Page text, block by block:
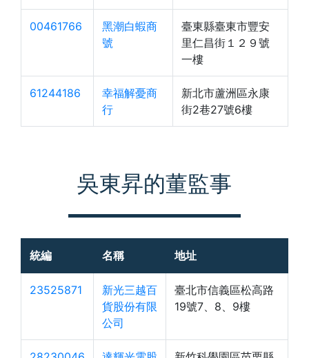
00461766
黑潮白蝦商
號
臺東縣臺東市豐安
里仁昌街１２９號
一樓
61244186
幸福解憂商
行
新北市蘆洲區永康
街2巷27號6樓
吳東昇的董監事
統編 名稱 地址
23525871
新光三越百
貨股份有限
公司
臺北市信義區松高路
19號7、8、9樓